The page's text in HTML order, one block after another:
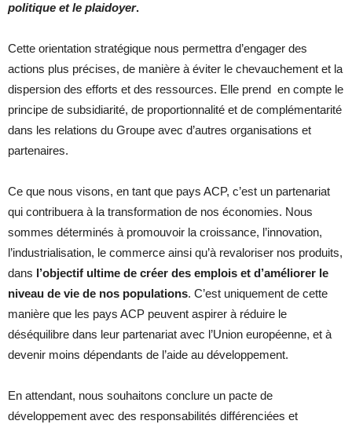
politique et le plaidoyer.
Cette orientation stratégique nous permettra d’engager des
actions plus précises, de manière à éviter le chevauchement et la
dispersion des efforts et des ressources. Elle prend en compte le
principe de subsidiarité, de proportionnalité et de complémentarité
dans les relations du Groupe avec d’autres organisations et
partenaires.
Ce que nous visons, en tant que pays ACP, c’est un partenariat
qui contribuera à la transformation de nos économies. Nous
sommes déterminés à promouvoir la croissance, l’innovation,
l’industrialisation, le commerce ainsi qu’à revaloriser nos produits,
dans l’objectif ultime de créer des emplois et d’améliorer le
niveau de vie de nos populations. C’est uniquement de cette
manière que les pays ACP peuvent aspirer à réduire le
déséquilibre dans leur partenariat avec l’Union européenne, et à
devenir moins dépendants de l’aide au développement.
En attendant, nous souhaitons conclure un pacte de
développement avec des responsabilités différenciées et